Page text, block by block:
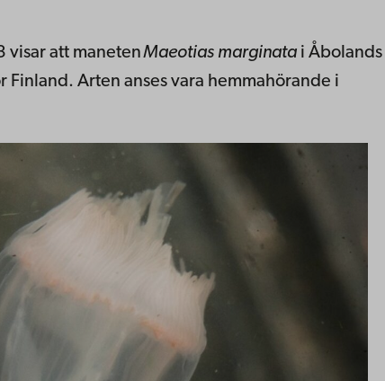
visar att manetenMaeotias marginatai Åbolands
Finland. Arten anses vara hemmahörande i